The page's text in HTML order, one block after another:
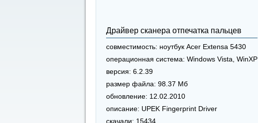
Драйвер сканера отпечатка пальцев
совместимость: ноутбук Acer Extensa 5430
операционная система: Windows Vista, WinXP
версия: 6.2.39
размер файла: 98.37 Мб
обновление: 12.02.2010
описание: UPEK Fingerprint Driver
скачали: 15434